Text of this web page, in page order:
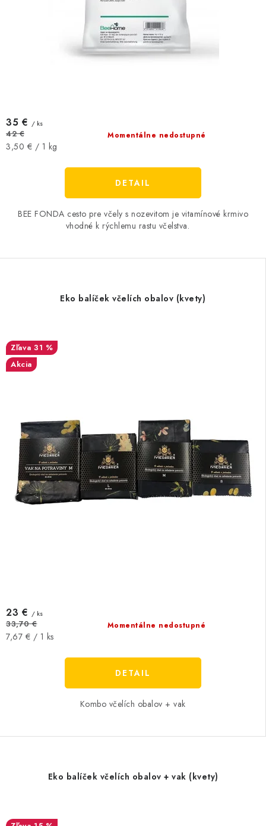
Momentálne nedostupné
35 € / ks
42 €
Jednotková
3,50 € / 1 kg
DETAIL
BEE FONDA cesto pre včely s nozevitom je vitamínové krmivo
vhodné k rýchlemu rastu včelstva.
Eko balíček včelích obalov (kvety)
31 %
Akcia
Momentálne nedostupné
23 € / ks
33,70 €
Jednotková
7,67 € / 1 ks
DETAIL
Kombo včelích obalov + vak
Eko balíček včelích obalov + vak (kvety)